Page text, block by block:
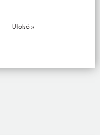
Utolsó oldal
Utolsó »